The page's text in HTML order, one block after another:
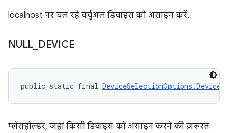
localhost पर चल रहे वर्चुअल डिवाइस को असाइन करें.
NULL DEVICE
public static final
प्लेसहोल्डर, जहां किसी डिवाइस को असाइन करने की ज़रूरत